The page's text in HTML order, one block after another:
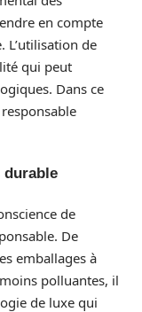
en compte
L’utilisation de
qui peut
Dans ce
responsable
durable
de
De
emballages à
polluantes, il
de luxe qui